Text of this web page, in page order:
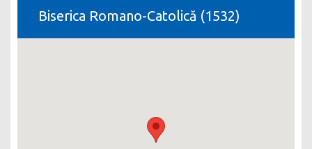
Biserica Romano-Catolică (1532)